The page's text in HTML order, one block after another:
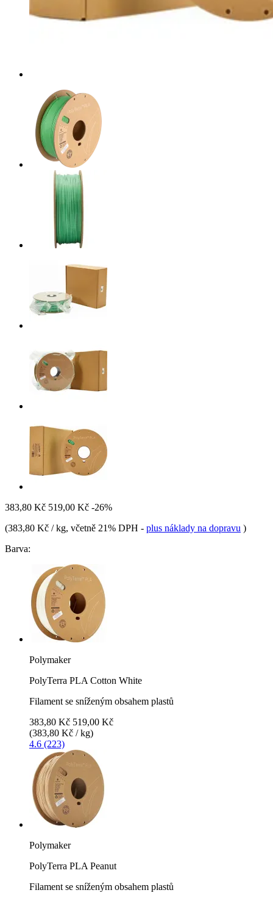
383,80 Kč 519,00 Kč -26%
(383,80 Kč / kg, včetně 21% DPH - plus náklady na dopravu )
Barva:
Polymaker
PolyTerra PLA Cotton White
Filament se sníženým obsahem plastů
383,80 Kč 519,00 Kč
(383,80 Kč / kg)
4.6 (223)
Polymaker
PolyTerra PLA Peanut
Filament se sníženým obsahem plastů